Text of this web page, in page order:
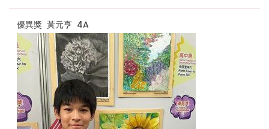
優異獎 黃元亨 4A